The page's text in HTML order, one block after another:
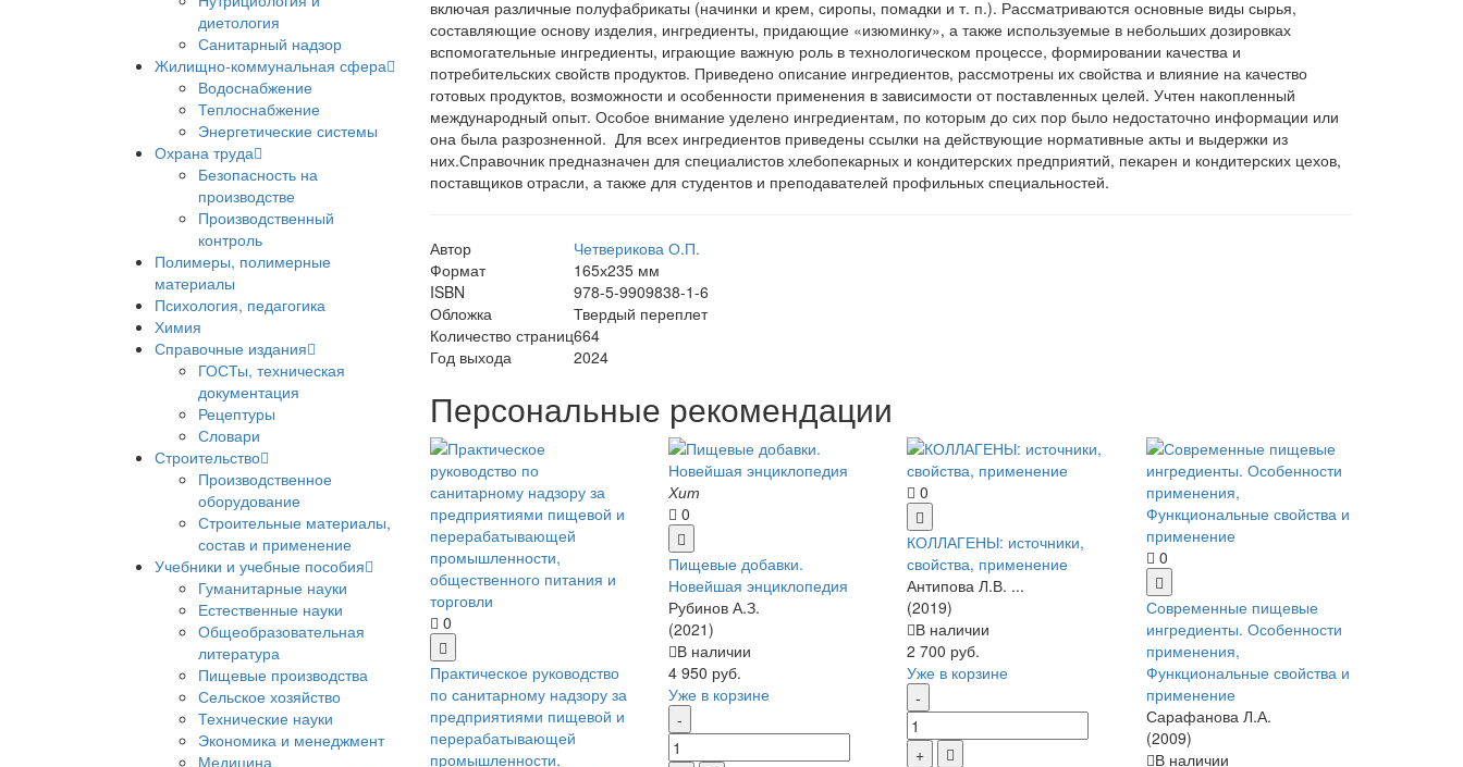
диетология
Санитарный надзор
Жилищно-коммунальная сфера
Водоснабжение
Теплоснабжение
Энергетические системы
Охрана труда
Безопасность на
производстве
Производственный
контроль
Полимеры, полимерные
материалы
Психология, педагогика
Химия
Справочные издания
ГОСТы, техническая
документация
Рецептуры
Словари
Строительство
Производственное
оборудование
Строительные материалы,
состав и применение
Учебники и учебные пособия
Гуманитарные науки
Естественные науки
Общеобразовательная
литература
Пищевые производства
Сельское хозяйство
Технические науки
Экономика и менеджмент
Медицина
включая различные полуфабрикаты (начинки и крем, сиропы, помадки и т. п.). Рассматриваются основные виды сырья,
составляющие основу изделия, ингредиенты, придающие «изюминку», а также используемые в небольших дозировках
вспомогательные ингредиенты, играющие важную роль в технологическом процессе, формировании качества и
потребительских свойств продуктов. Приведено описание ингредиентов, рассмотрены их свойства и влияние на качество
готовых продуктов, возможности и особенности применения в зависимости от поставленных целей. Учтен накопленный
международный опыт. Особое внимание уделено ингредиентам, по которым до сих пор было недостаточно информации или
она была разрозненной. Для всех ингредиентов приведены ссылки на действующие нормативные акты и выдержки из
них.Справочник предназначен для специалистов хлебопекарных и кондитерских предприятий, пекарен и кондитерских цехов,
поставщиков отрасли, а также для студентов и преподавателей профильных специальностей.
Автор
Четверикова О.П.
Формат
165х235 мм
ISBN
978-5-9909838-1-6
Обложка
Твердый переплет
Количество страниц664
Год выхода
2024
Персональные рекомендации
0
Практическое руководство
по санитарному надзору за
предприятиями пищевой и
перерабатывающей
промышленности,
Хит
0
Пищевые добавки.
Новейшая энциклопедия
Рубинов А.З.
(2021)
В наличии
4 950 руб.
Уже в корзине
0
КОЛЛАГЕНЫ: источники,
свойства, применение
Антипова Л.В. ...
(2019)
В наличии
2 700 руб.
Уже в корзине
0
Современные пищевые
ингредиенты. Особенности
применения,
Функциональные свойства и
применение
Сарафанова Л.А.
(2009)
В наличии